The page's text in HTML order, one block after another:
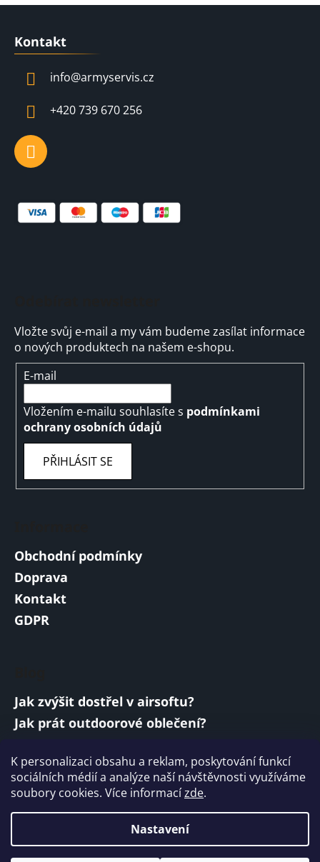
K personalizaci obsahu a reklam, poskytování funkcí
sociálních médií a analýze naší návštěvnosti využíváme
soubory cookies. Více informacízde.
Nastavení
Z
Kontakt
info@armyservis.cz
+420 739 670 256
Vložte svůj e-mail a my vám budeme zasílat informace
o nových produktech na našem e-shopu.
E-mail
Vložením e-mailu souhlasíte s podmínkami
ochrany osobních údajů
PŘIHLÁSIT SE
Obchodní podmínky
Doprava
Kontakt
GDPR
Jak zvýšit dostřel v airsoftu?
Jak prát outdoorové oblečení?
Vojenská a armádní sluchátka: co musí
splňovat?
ARCHIV